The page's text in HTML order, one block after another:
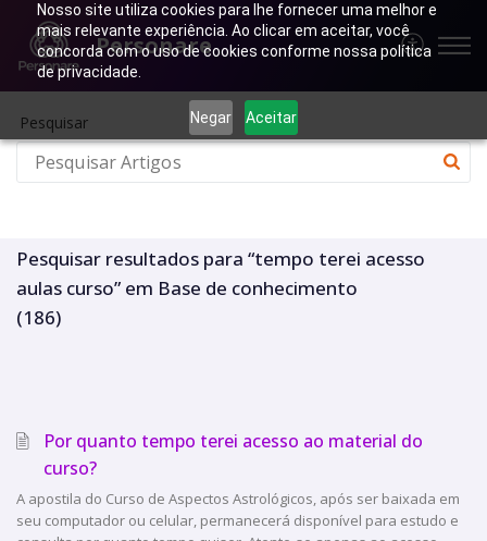
Nosso site utiliza cookies para lhe fornecer uma melhor e
mais relevante experiência. Ao clicar em aceitar, você
concorda com o uso de cookies conforme nossa política
de privacidade.
Negar Aceitar
Personare
Pesquisar
Pesquisar resultados para “tempo terei acesso
aulas curso” em Base de conhecimento
(186)
Por quanto tempo terei acesso ao material do
curso?
A apostila do Curso de Aspectos Astrológicos, após ser baixada em
seu computador ou celular, permanecerá disponível para estudo e